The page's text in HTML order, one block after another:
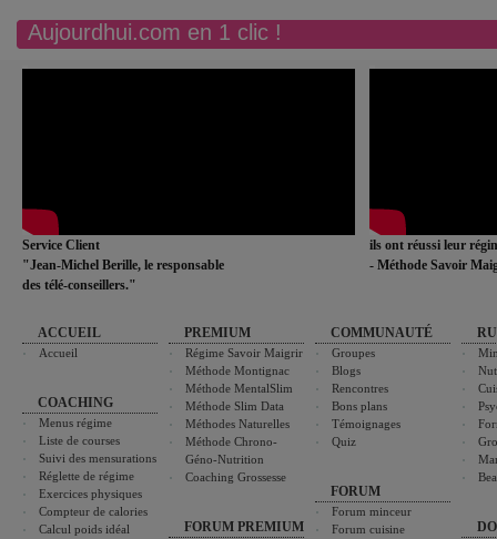
Aujourdhui.com en 1 clic !
Service Client
"Jean-Michel Berille, le responsable
des télé-conseillers."
ils ont réussi leur
- Méthode Savoir
ACCUEIL
Accueil
COACHING
Menus régime
Liste de courses
Suivi des mensurations
Réglette de régime
Exercices physiques
Compteur de calories
Calcul poids idéal
PREMIUM
Régime Savoir Maigrir
Méthode Montignac
Méthode MentalSlim
Méthode Slim Data
Méthodes Naturelles
Méthode Chrono-
Géno-Nutrition
Coaching Grossesse
FORUM PREMIUM
COMMUNAUTÉ
Groupes
Blogs
Rencontres
Bons plans
Témoignages
Quiz
FORUM
Forum minceur
Forum cuisine